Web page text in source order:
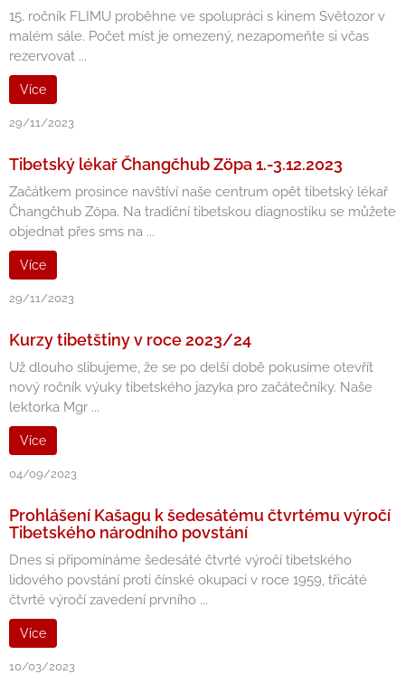
15. ročník FLIMU proběhne ve spolupráci s kinem Světozor v
malém sále. Počet míst je omezený, nezapomeňte si včas
rezervovat ...
Více
29/11/2023
Tibetský lékař Čhangčhub Zöpa 1.-3.12.2023
Začátkem prosince navštíví naše centrum opět tibetský lékař
Čhangčhub Zöpa. Na tradiční tibetskou diagnostiku se můžete
objednat přes sms na ...
Více
29/11/2023
Kurzy tibetštiny v roce 2023/24
Už dlouho slibujeme, že se po delší době pokusíme otevřít
nový ročník výuky tibetského jazyka pro začátečníky. Naše
lektorka Mgr ...
Více
04/09/2023
Prohlášení Kašagu k šedesátému čtvrtému výročí
Tibetského národního povstání
Dnes si připomínáme šedesáté čtvrté výročí tibetského
lidového povstání proti čínské okupaci v roce 1959, třicáté
čtvrté výročí zavedení prvního ...
Více
10/03/2023